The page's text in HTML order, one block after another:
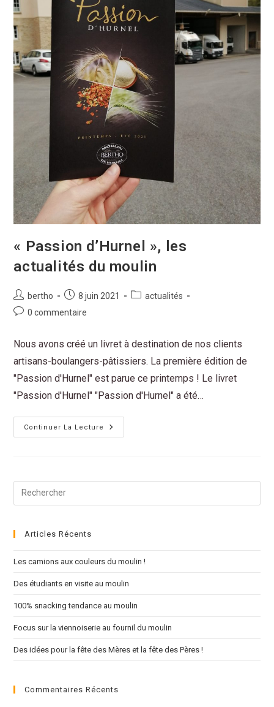
« Passion d’Hurnel », les
actualités du moulin
bertho 8 juin 2021
actualités
0 commentaire
Nous avons créé un livret à destination de nos clients
artisans-boulangers-pâtissiers. La première édition de
"Passion d'Hurnel" est parue ce printemps ! Le livret
"Passion d'Hurnel" "Passion d'Hurnel" a été…
Continuer La Lecture
Articles Récents
Les camions aux couleurs du moulin !
Des étudiants en visite au moulin
100% snacking tendance au moulin
Focus sur la viennoiserie au fournil du moulin
Des idées pour la fête des Mères et la fête des Pères !
Commentaires Récents